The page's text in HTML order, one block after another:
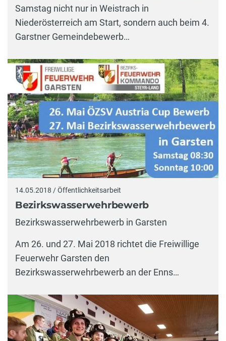
Samstag nicht nur in Weistrach in
Niederösterreich am Start, sondern auch beim 4.
Garstner Gemeindebewerb…
14.05.2018 / Öffentlichkeitsarbeit
Bezirkswasserwehrbewerb
Bezirkswasserwehrbewerb in Garsten
Am 26. und 27. Mai 2018 richtet die Freiwillige
Feuerwehr Garsten den
Bezirkswasserwehrbewerb an der Enns…